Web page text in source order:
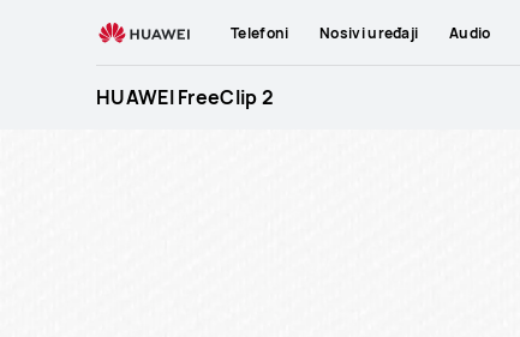
Telefoni Nosivi uređaji Audio
HUAWEI FreeClip 2